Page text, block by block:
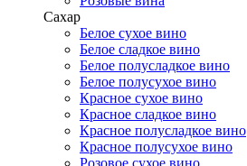
Сахар
Белое сухое вино
Белое сладкое вино
Белое полусладкое вино
Белое полусухое вино
Красное сухое вино
Красное сладкое вино
Красное полусладкое вино
Красное полусухое вино
Розовое сухое вино